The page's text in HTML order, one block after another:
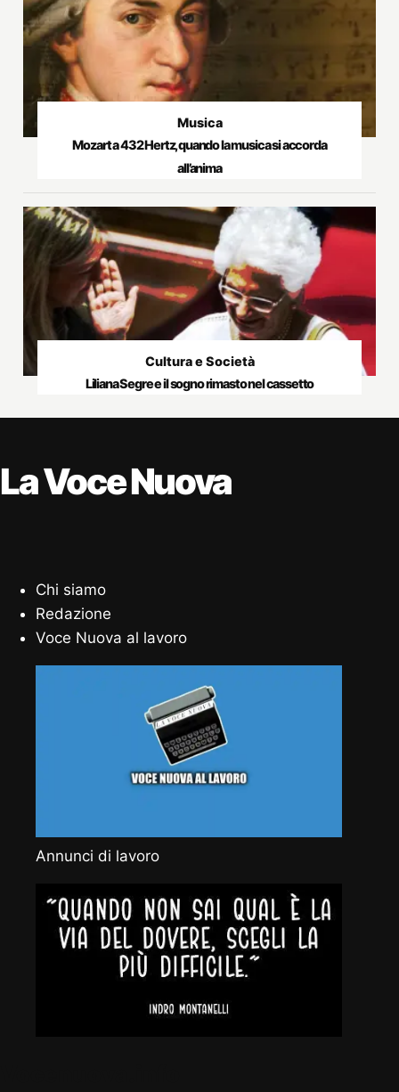
Musica
Mozart a 432 Hertz, quando la musica si accorda
all’anima
Cultura e Società
Liliana Segre e il sogno rimasto nel cassetto
La Voce Nuova
Chi siamo
Redazione
Voce Nuova al lavoro
Annunci di lavoro